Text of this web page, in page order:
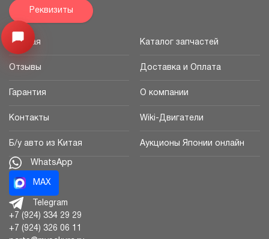
Узнайте цену запчасти -> Открыть меню
Реквизиты
Главная Каталог запчастей
Отзывы Доставка и Оплата
Гарантия О компании
Контакты Wiki-Двигатели
Б/у авто из Китая Аукционы Японии онлайн
WhatsApp
MAX
Telegram
+7 (924) 334 29 29
+7 (924) 326 06 11